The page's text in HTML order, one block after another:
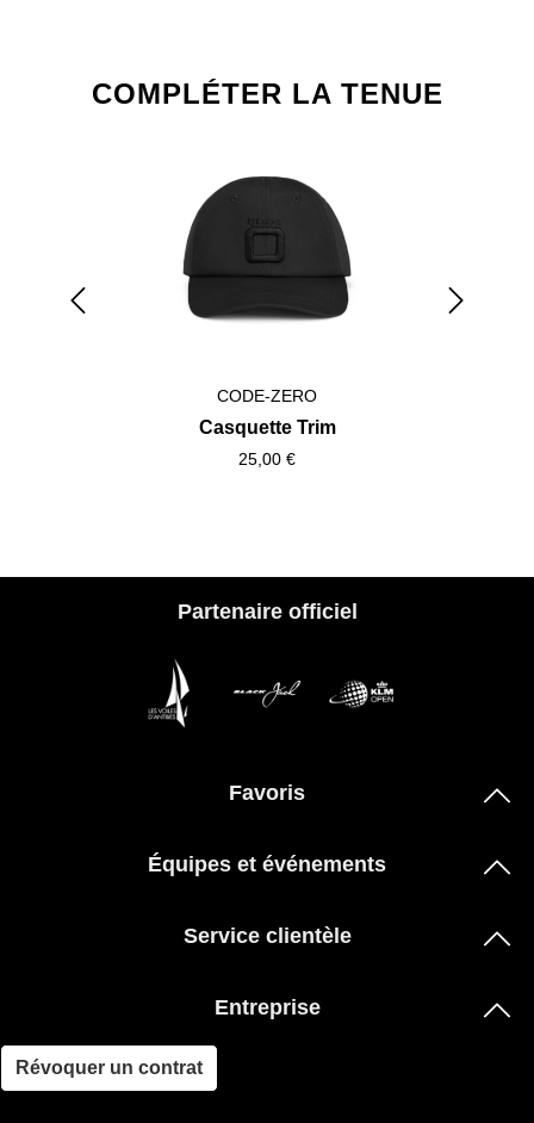
Ignorer la galerie de produits
COMPLÉTER LA TENUE
CODE-ZERO
Casquette Trim
25,00 €
Partenaire officiel
Favoris
Équipes et événements
Service clientèle
Entreprise
Révoquer un contrat